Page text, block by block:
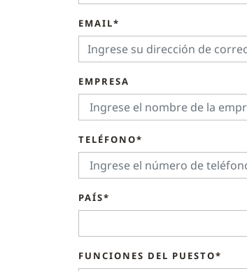
EMAIL*
EMPRESA
TELÉFONO*
PAÍS*
FUNCIONES DEL PUESTO*